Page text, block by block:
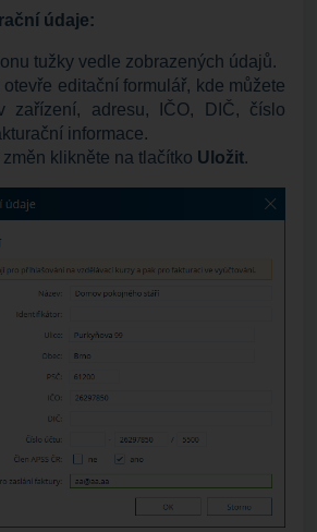
údaje:
tužky vedle zobrazených údajů.
editační formulář, kde můžete
zařízení, adresu, IČO, DIČ, číslo
informace.
klikněte na tlačítko Uložit.